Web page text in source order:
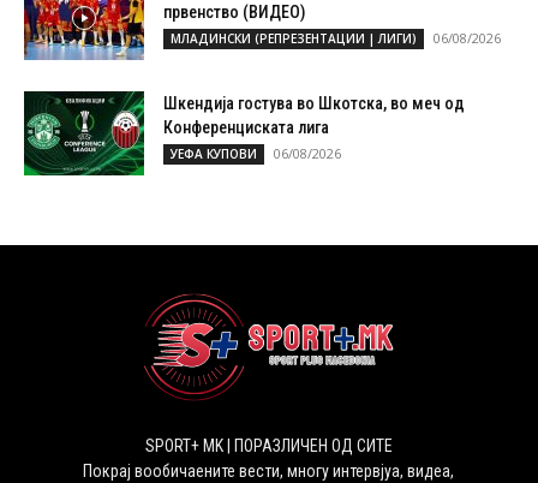
првенство (ВИДЕО)
МЛАДИНСКИ (РЕПРЕЗЕНТАЦИИ | ЛИГИ) 06/08/2026
Шкендија гостува во Шкотска, во меч од
Конференциската лига
УЕФА КУПОВИ 06/08/2026
SPORT+ MK | ПОРАЗЛИЧЕН ОД СИТЕ
Покрај вообичаените вести, многу интервјуа, видеа,